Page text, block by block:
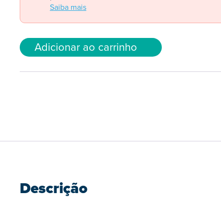
Saiba mais
Adicionar ao carrinho
Descrição